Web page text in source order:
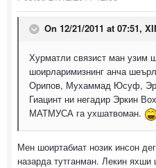
On 12/21/2011 at 07:51,
Хурматли связист ман узим
шоирларимизнинг анча
Орипов, Мухаммад Юсуф,
Гиацинт ни негадир Эркин
МАТМУСА га ухшатвоман.
Мен шоиртабиат нозик инсон
назарда тутганман. Лекин